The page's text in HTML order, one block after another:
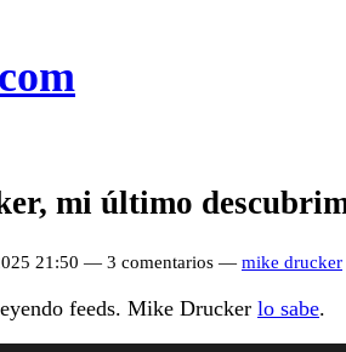
mi último
21:50 — 3 comentarios — mike drucker
feeds. Mike Drucker lo sabe.